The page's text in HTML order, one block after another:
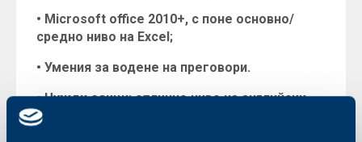
• Microsoft office 2010+, с поне основно/
средно ниво на Excel;
• Умения за водене на преговори.
• Чужди езици: отлично ниво на английски
език - писмено и говоримо.